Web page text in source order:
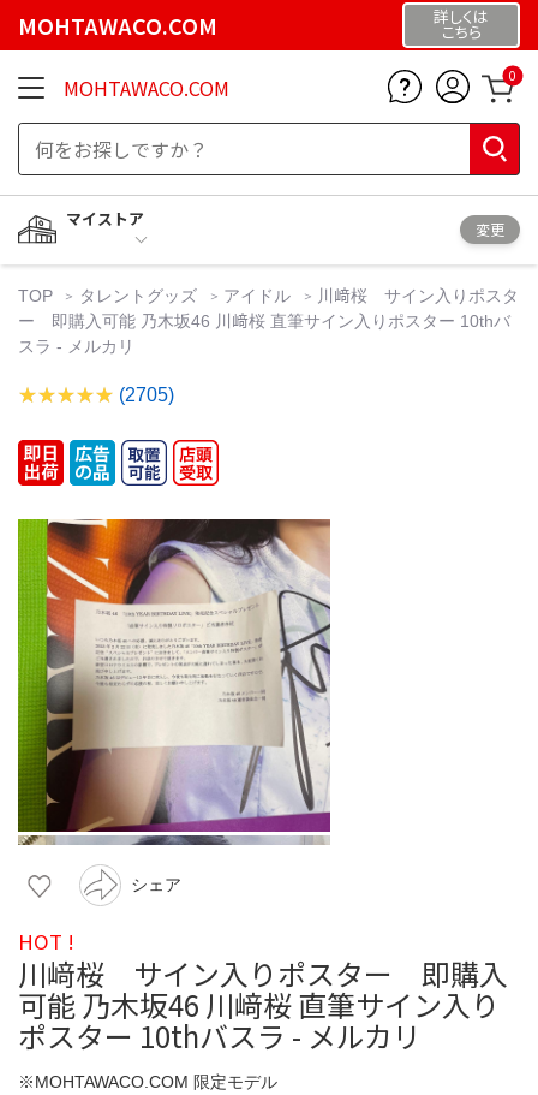
MOHTAWACO.COM 詳しくは
こちら
MOHTAWACO.COM 0
マイストア
変更
TOP タレントグッズ アイドル
川﨑桜 サイン入りポスタ
ー 即購入可能 乃木坂46 川﨑桜 直筆サイン入りポスター 10thバ
スラ - メルカリ
(2705)
シェア
HOT !
川﨑桜 サイン入りポスター 即購入
可能 乃木坂46 川﨑桜 直筆サイン入り
ポスター 10thバスラ - メルカリ
※MOHTAWACO.COM 限定モデル